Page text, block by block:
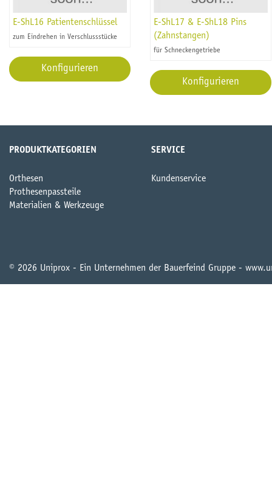
E-ShL16 Patientenschlüssel
zum Eindrehen in Verschlussstücke
Konfigurieren
E-ShL17 & E-ShL18 Pins
(Zahnstangen)
für Schneckengetriebe
Konfigurieren
PRODUKTKATEGORIEN
Orthesen
Prothesenpassteile
Materialien & Werkzeuge
SERVICE
Kundenservice
© 2026 Uniprox - Ein Unternehmen der Bauerfeind Gruppe -